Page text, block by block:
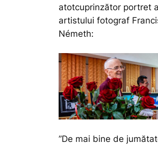
atotcuprinzător portret
artistului fotograf
Németh:
”De mai bine de